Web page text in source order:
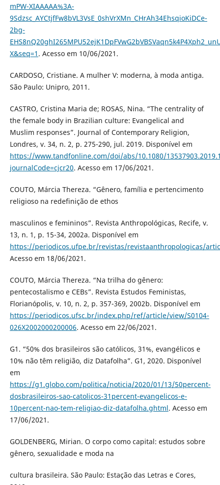
mPW-XIAAAAA%3A-
9Sdzsc_AYCtjfFw8bVL3VsE_0shVrXMn_CHrAh34EhsqioKiDCe-
2bg-
X&seq=1 . Acesso em 10/06/2021.
CARDOSO, Cristiane. A mulher V: moderna, à moda antiga.
São Paulo: Unipro, 2011.
CASTRO, Cristina Maria de; ROSAS, Nina. “The centrality of
the female body in Brazilian culture: Evangelical and
Muslim responses”. Journal of Contemporary Religion,
Londres, v. 34, n. 2, p. 275-290, jul. 2019. Disponível em
https://www.tandfonline.com/doi/abs/10.1080/
journalCode=cjcr20. Acesso em 17/06/2021.
COUTO, Márcia Thereza. “Gênero, família e pertencimento
religioso na redefinição de ethos
masculinos e femininos”. Revista Anthropológicas, Recife, v.
13, n. 1, p. 15-34, 2002a. Disponível em
https://periodicos.ufpe.br/revistas/revistaanthropologicas/
Acesso em 18/06/2021.
COUTO, Márcia Thereza. “Na trilha do gênero:
pentecostalismo e CEBs”. Revista Estudos Feministas,
Florianópolis, v. 10, n. 2, p. 357-369, 2002b. Disponível em
https://periodicos.ufsc.br/index.php/ref/article/view/S0104-
026X2002000200006. Acesso em 22/06/2021.
G1. “50% dos brasileiros são católicos, 31%, evangélicos e
10% não têm religião, diz Datafolha”. G1, 2020. Disponível
em
https://g1.globo.com/politica/noticia/2020/01/13/50percent-
dosbrasileiros-sao-catolicos-31percent-evangelicos-e-
10percent-nao-tem-religiao-diz-datafolha.ghtml. Acesso em
17/06/2021.
GOLDENBERG, Mirian. O corpo como capital: estudos sobre
gênero, sexualidade e moda na
cultura brasileira. São Paulo: Estação das Letras e Cores,